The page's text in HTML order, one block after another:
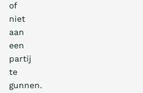
of
niet
aan
een
partij
te
gunnen.